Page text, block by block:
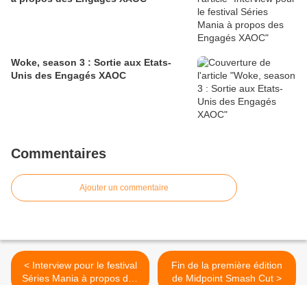
Woke, season 3 : Sortie aux Etats-
Unis des Engagés XAOC
Commentaires
Ajouter un commentaire
< Interview pour le festival
Séries Mania à propos des
Fin de la première édition
de Midpoint Smash Cut >